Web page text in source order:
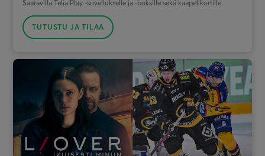
Saatavilla Telia Play -sovellukselle ja -boksille sekä kaapelikortille.
TUTUSTU JA TILAA